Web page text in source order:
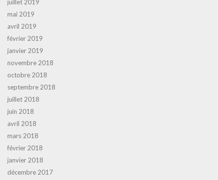
juillet 2019
mai 2019
avril 2019
février 2019
janvier 2019
novembre 2018
octobre 2018
septembre 2018
juillet 2018
juin 2018
avril 2018
mars 2018
février 2018
janvier 2018
décembre 2017